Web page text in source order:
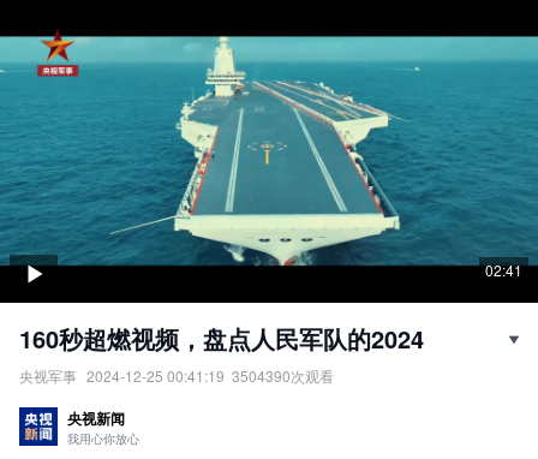
02:41
160秒超燃视频，盘点人民军队的2024
央视军事 2024-12-25 00:41:19 3504390次观看
首秀，多款新型战机亮相中国航展；这一年，全面加强练兵备战，
央视新闻
我用心你放心